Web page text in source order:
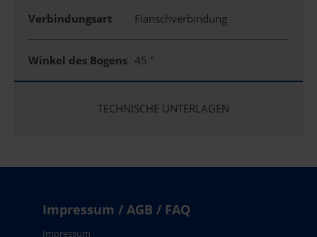
Verbindungsart Flanschverbindung
Winkel des Bogens 45 °
TECHNISCHE UNTERLAGEN
Impressum / AGB / FAQ
Impressum